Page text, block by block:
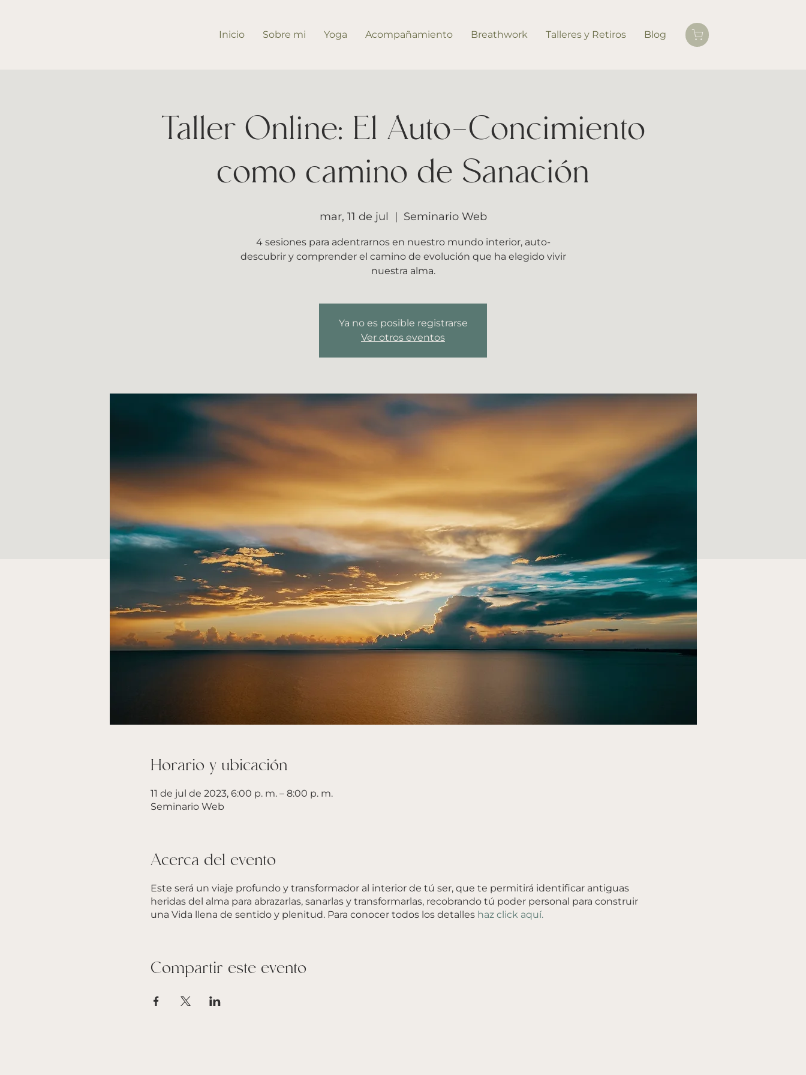
Inicio Sobre mi Yoga Acompañamiento Breathwork Talleres y Retiros Blog
Taller Online: El Auto-Concimiento
como camino de Sanación
mar, 11 de jul
  |
Seminario Web
4 sesiones para adentrarnos en nuestro mundo interior, auto-
descubrir y comprender el camino de evolución que ha elegido vivir
nuestra alma.
Ya no es posible registrarse
Ver otros eventos
Horario y ubicación
11 de jul de 2023, 6:00 p. m. – 8:00 p. m.
Seminario Web
Acerca del evento
Este será un viaje profundo y transformador al interior de tú ser, que te permitirá identificar antiguas
heridas del alma para abrazarlas, sanarlas y transformarlas, recobrando tú poder personal para construir
una Vida llena de sentido y plenitud. Para conocer todos los detalles haz click aquí.
Compartir este evento